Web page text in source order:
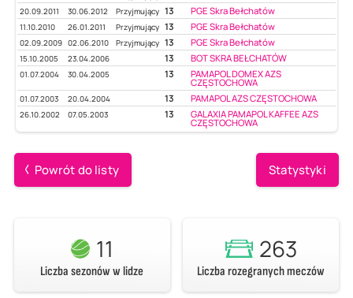
20.09.2011 30.06.2012 Przyjmujący 13 PGE Skra Bełchatów
11.10.2010 26.01.2011 Przyjmujący 13 PGE Skra Bełchatów
02.09.2009 02.06.2010 Przyjmujący 13 PGE Skra Bełchatów
15.10.2005 23.04.2006 13 BOT SKRA BEŁCHATÓW
01.07.2004 30.04.2005 13 PAMAPOL DOMEX AZS
CZĘSTOCHOWA
01.07.2003 20.04.2004 13 PAMAPOL AZS CZĘSTOCHOWA
26.10.2002 07.05.2003 13 GALAXIA PAMAPOL KAFFEE AZS
CZĘSTOCHOWA
Powrót do listy Statystyki
11
Liczba sezonów w lidze
263
Liczba rozegranych meczów